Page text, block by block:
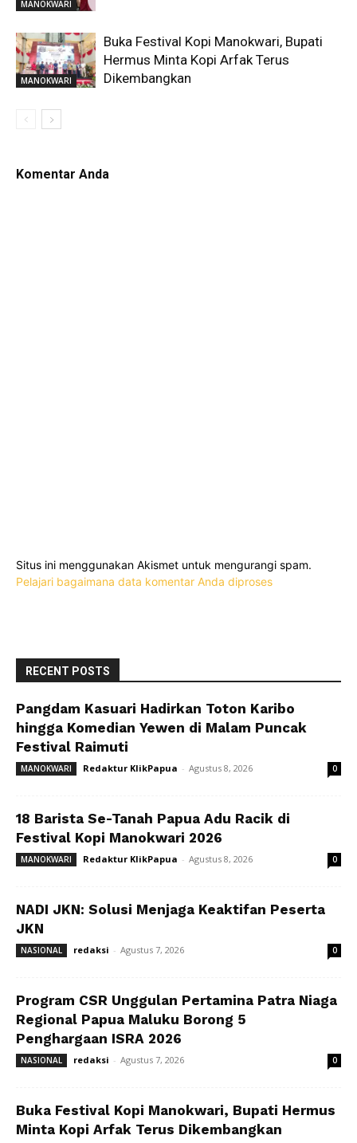
MANOKWARI
MANOKWARI
Buka Festival Kopi Manokwari, Bupati
Hermus Minta Kopi Arfak Terus
Dikembangkan
Komentar Anda
Situs ini menggunakan Akismet untuk mengurangi spam.
Pelajari bagaimana data komentar Anda diproses
RECENT POSTS
Pangdam Kasuari Hadirkan Toton Karibo
hingga Komedian Yewen di Malam Puncak
Festival Raimuti
MANOKWARI Redaktur KlikPapua - Agustus 8, 2026 0
18 Barista Se-Tanah Papua Adu Racik di
Festival Kopi Manokwari 2026
MANOKWARI Redaktur KlikPapua - Agustus 8, 2026 0
NADI JKN: Solusi Menjaga Keaktifan Peserta
JKN
NASIONAL redaksi - Agustus 7, 2026 0
Program CSR Unggulan Pertamina Patra Niaga
Regional Papua Maluku Borong 5
Penghargaan ISRA 2026
NASIONAL redaksi - Agustus 7, 2026 0
Buka Festival Kopi Manokwari, Bupati Hermus
Minta Kopi Arfak Terus Dikembangkan